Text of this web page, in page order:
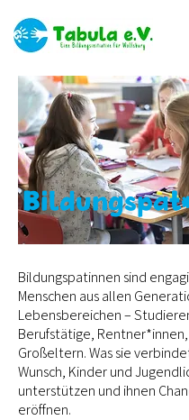
Bildungspatinnen sind
Menschen aus allen
Lebensbereichen –
Berufstätige,
Großeltern. Was sie
Wunsch, Kinder und
unterstützen und ihnen
eröffnen.